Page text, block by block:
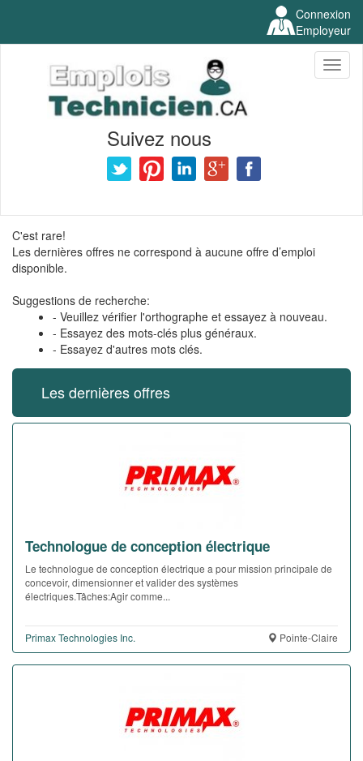
Connexion
Employeur
Suivez nous
C'est rare!
Les dernières offres ne correspond à aucune offre d’emploi
disponible.
Suggestions de recherche:
- Veuillez vérifier l'orthographe et essayez à nouveau.
- Essayez des mots-clés plus généraux.
- Essayez d'autres mots clés.
Les dernières offres
Technologue de conception électrique
Le technologue de conception électrique a pour mission principale de
concevoir, dimensionner et valider des systèmes
électriques.Tâches:Agir comme...
Primax Technologies Inc. Pointe-Claire